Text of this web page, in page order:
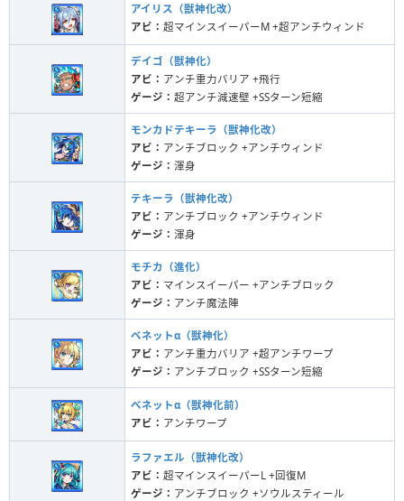
アイリス（獣神化改）
アビ： 超マインスイーパーM +超アンチウィンド
デイゴ（獣神化）
アビ： アンチ重力バリア +飛行
ゲージ： 超アンチ減速壁 +SSターン短縮
モンカドテキーラ（獣神化改）
アビ： アンチブロック +アンチウィンド
ゲージ： 渾身
テキーラ（獣神化改）
アビ： アンチブロック +アンチウィンド
ゲージ： 渾身
モチカ（進化）
アビ： マインスイーパー +アンチブロック
ゲージ： アンチ魔法陣
ベネットα（獣神化）
アビ： アンチ重力バリア +超アンチワープ
ゲージ： アンチブロック +SSターン短縮
ベネットα（獣神化前）
アビ： アンチワープ
ラファエル（獣神化改）
アビ： 超マインスイーパーL +回復M
ゲージ： アンチブロック +ソウルスティール